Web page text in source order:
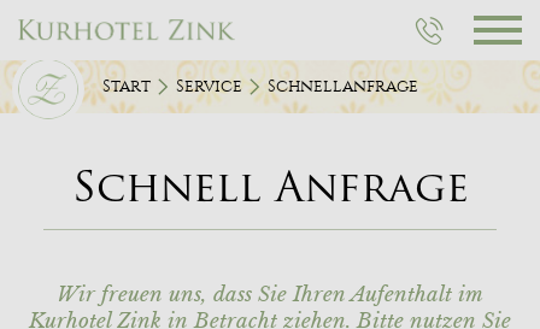
Start Service Schnellanfrage
Schnell Anfrage
Wir freuen uns, dass Sie Ihren Aufenthalt im
Kurhotel Zink in Betracht ziehen. Bitte nutzen Sie
Rufen
Sie
uns
an